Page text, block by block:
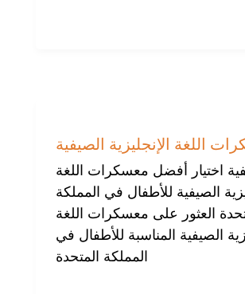
اللغة الإنجليزية الصيفية
اختيار أفضل معسكرات اللغة
الصيفية للأطفال في المملكة
العثور على معسكرات اللغة
الصيفية المناسبة للأطفال في
المملكة المتحدة